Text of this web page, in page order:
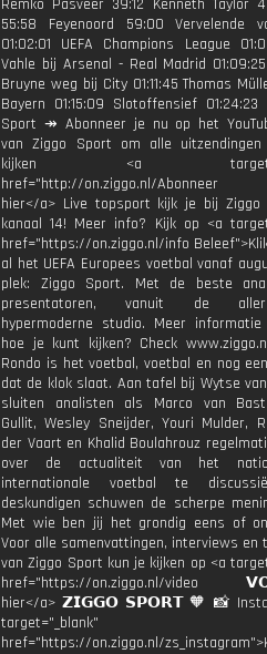
Remko Pasveer 39:12 Kenneth Taylor
55:58 Feyenoord 59:00 Vervelende
01:02:01 UEFA Champions League
Vahle bij Arsenal - Real Madrid
Bruyne weg bij City 01:11:45 Thomas
Bayern 01:15:09 Slotoffensief 01:24:23
Sport ↠ Abonneer je nu op het
van Ziggo Sport om alle
kijken <a
href="http://on.ziggo.nl/
hier</a> Live topsport kijk je bij
kanaal 14! Meer info? Kijk op <a
href="https://on.ziggo.nl/info
al het UEFA Europees voetbal vanaf
plek: Ziggo Sport. Met de beste
presentatoren, vanuit de
hypermoderne studio. Meer
hoe je kunt kijken? Check
Rondo is het voetbal, voetbal en nog
dat de klok slaat. Aan tafel bij Wytse
sluiten analisten als Marco van
Gullit, Wesley Sneijder, Youri Mulder,
der Vaart en Khalid Boulahrouz
over de actualiteit van het
internationale voetbal te
deskundigen schuwen de scherpe
Met wie ben jij het grondig eens of
Voor alle samenvattingen, interviews en
van Ziggo Sport kun je kijken op <a
href="https://on.ziggo.nl/video
hier</a> 𝗭𝗜𝗚𝗚𝗢 𝗦𝗣𝗢𝗥𝗧 🧡 📸
target="_blank"
href="https://on.ziggo.nl/